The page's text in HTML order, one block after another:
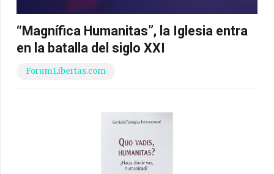
“Magnífica Humanitas”, la Iglesia entra
en la batalla del siglo XXI
ForumLibertas.com